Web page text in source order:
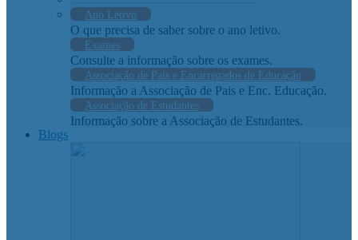
Ano Letivo
O que precisa de saber sobre o ano letivo.
Exames
Consulte a informação sobre os exames.
Associação de Pais e Encarregados de Educação
Informação a Associação de Pais e Enc. Educação.
Associação de Estudantes
Informação sobre a Associação de Estudantes.
Blogs